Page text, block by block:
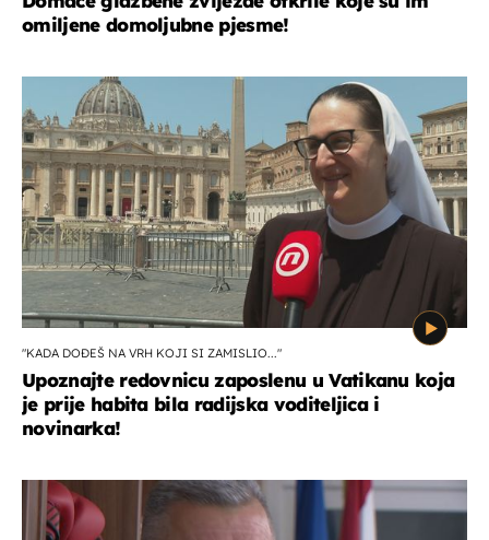
omiljene domoljubne pjesme!
"KADA DOĐEŠ NA VRH KOJI SI ZAMISLIO..."
Upoznajte redovnicu zaposlenu u Vatikanu koja
je prije habita bila radijska voditeljica i
novinarka!